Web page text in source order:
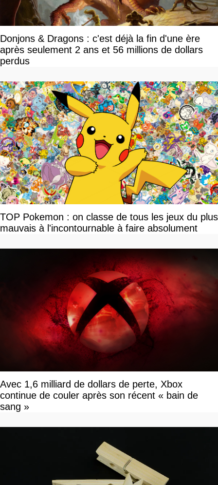
Donjons & Dragons : c'est déjà la fin d'une ère
après seulement 2 ans et 56 millions de dollars
perdus
TOP Pokemon : on classe de tous les jeux du plus
mauvais à l'incontournable à faire absolument
Avec 1,6 milliard de dollars de perte, Xbox
continue de couler après son récent « bain de
sang »